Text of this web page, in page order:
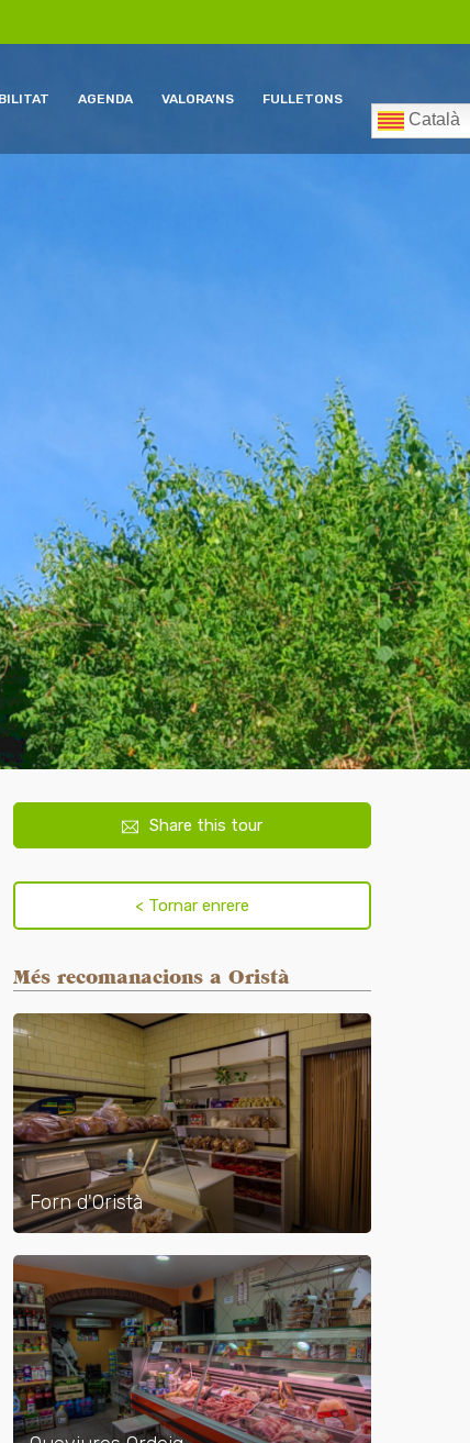
AGENDA VALORA’NS FULLETONS
Català
Share this tour
Més recomanacions a Oristà
Forn d'Oristà